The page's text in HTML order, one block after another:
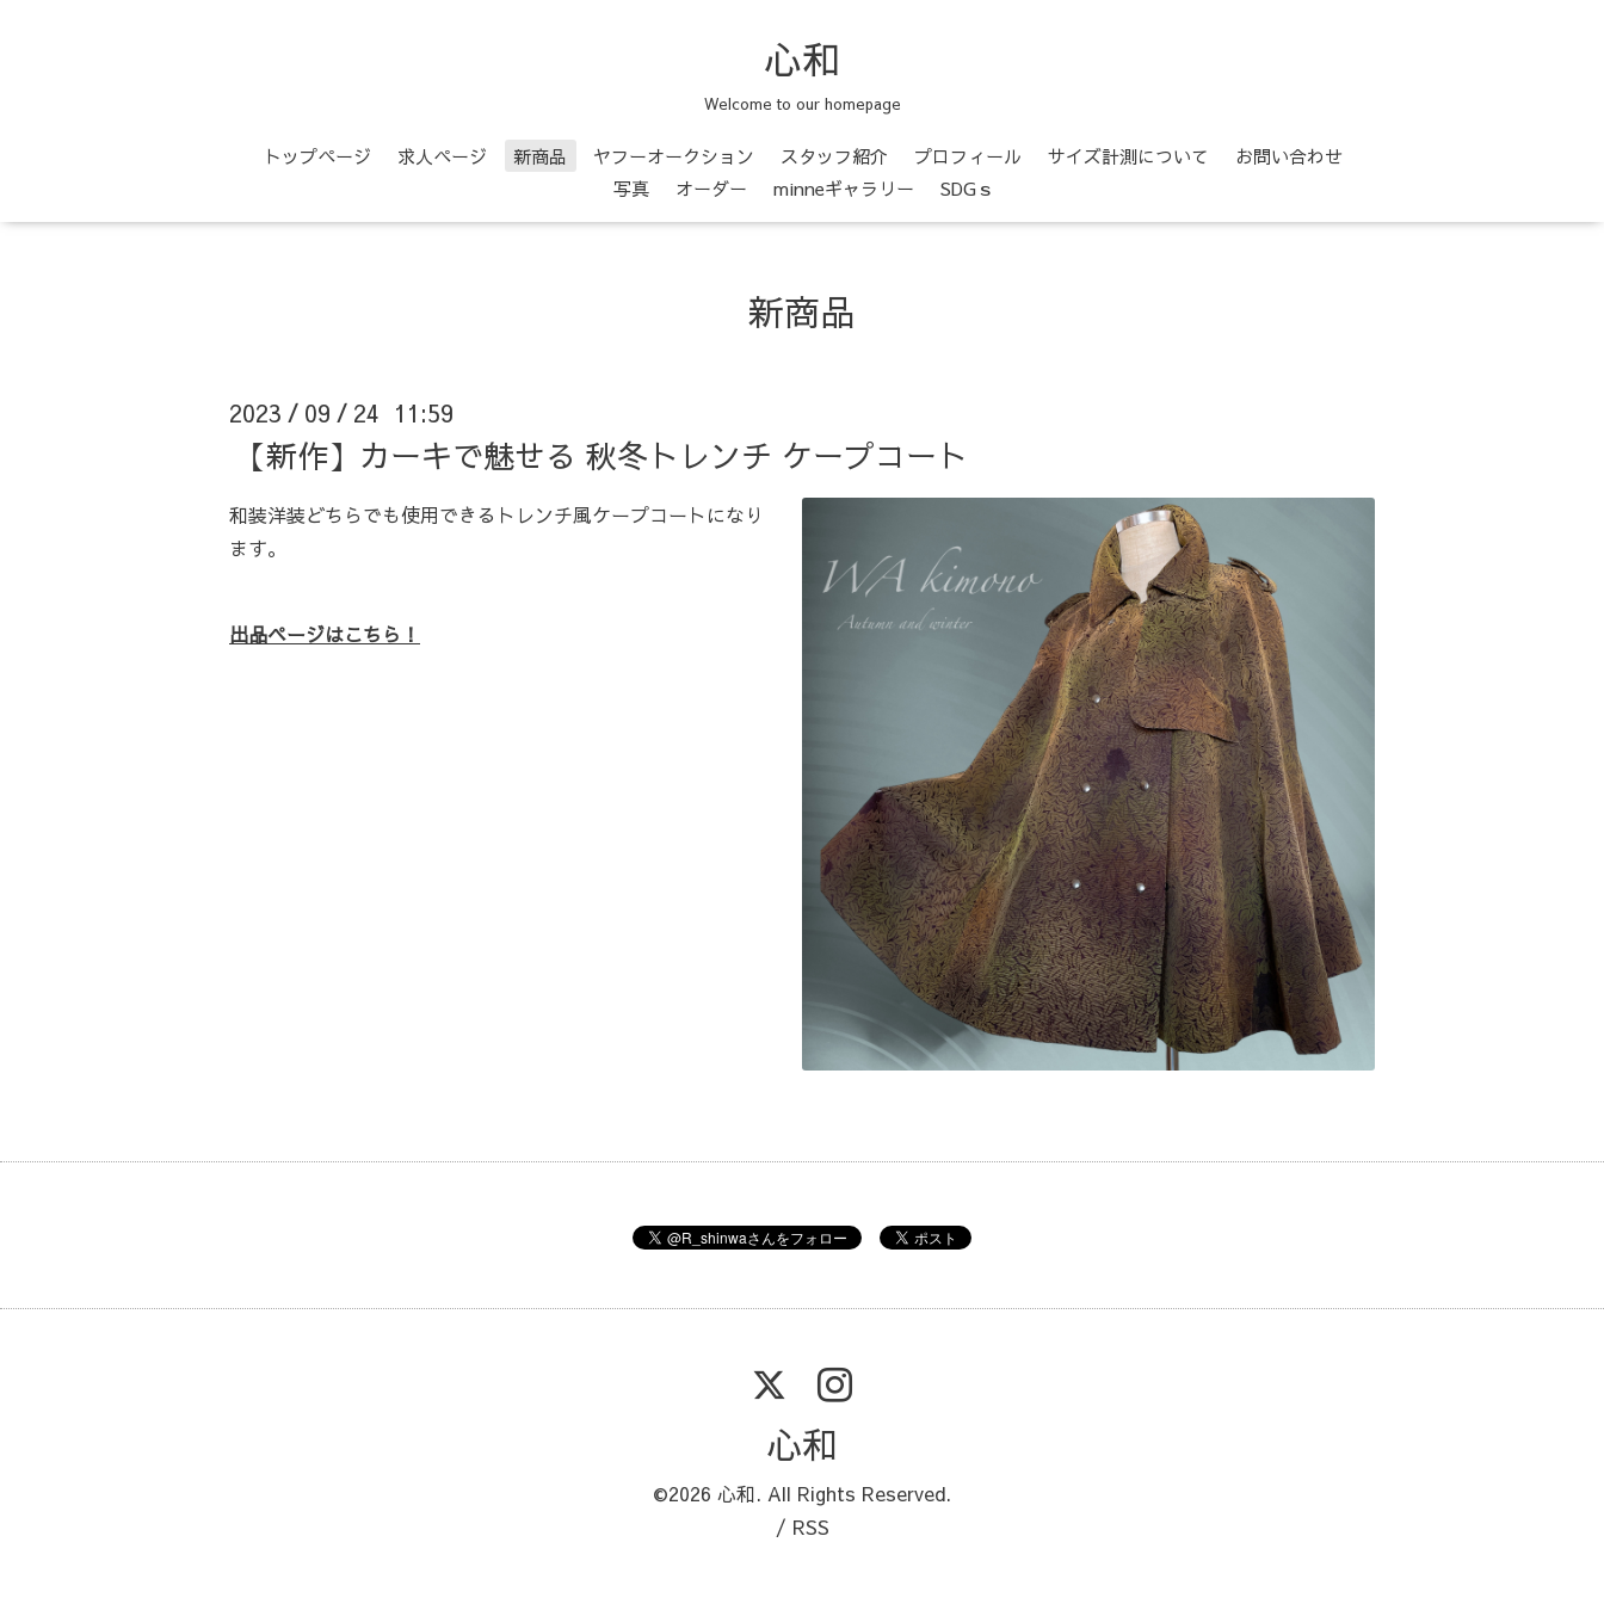
心和
Welcome to our homepage
トップページ 求人ページ 新商品 ヤフーオークション スタッフ紹介 プロフィール サイズ計測について
お問い合わせ
写真
オーダー minneギャラリー SDGｓ
新商品
2023 / 09 / 24 11:59
【新作】カーキで魅せる 秋冬トレンチ ケープコート
和装洋装どちらでも使用できるトレンチ風ケープコートになり
ます。
出品ページはこちら！
心和
©2026 心和. All Rights Reserved.
/ RSS